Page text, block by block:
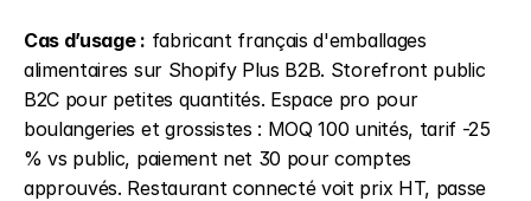
Cas d’usage : fabricant français d'emballages
alimentaires sur Shopify Plus B2B. Storefront public
B2C pour petites quantités. Espace pro pour
boulangeries et grossistes : MOQ 100 unités, tarif -25
% vs public, paiement net 30 pour comptes
approuvés. Restaurant connecté voit prix HT, passe